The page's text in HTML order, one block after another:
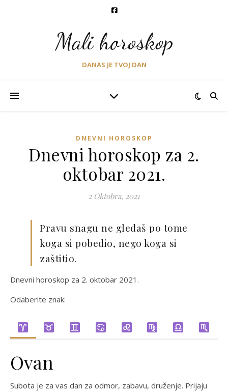
Mali horoskop
DANAS JE TVOJ DAN
DNEVNI HOROSKOP
Dnevni horoskop za 2.
oktobar 2021.
2 Oktobra, 2021
Pravu snagu ne gledaš po tome
koga si pobedio, nego koga si
zaštitio.
Dnevni horoskop za 2. oktobar 2021.
Odaberite znak:
Ovan
Subota je za vas dan za odmor, zabavu, druženje. Prijaju